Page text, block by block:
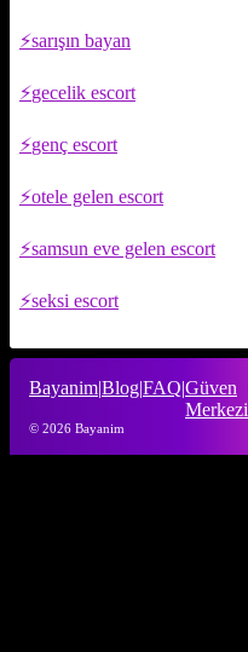
sarışın bayan
gecelik escort
genç escort
otele gelen escort
samsun eve gelen escort
seksi escort
Bayanim|Blog|FAQ|Güven
Merkezi
© 2026 Bayanim